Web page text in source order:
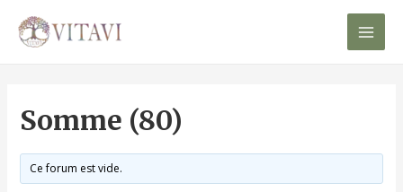
Main
Somme (80)
Ce forum est vide.